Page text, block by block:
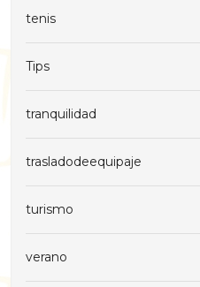
tenis
Tips
tranquilidad
trasladodeequipaje
turismo
verano